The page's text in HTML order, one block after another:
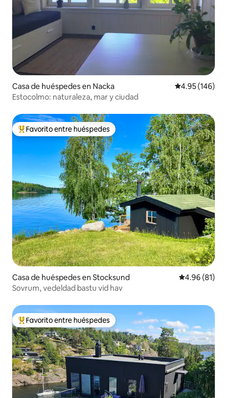
Casa de huéspedes en Nacka Calificación
4.95 (146)
Estocolmo: naturaleza, mar y ciudad
De los mejores en Favorito entre huéspedes
Favorito entre huéspedes
Casa de huéspedes en Stocksund Calificación
4.96 (81)
Sovrum, vedeldad bastu vid hav
De los mejores en Favorito entre huéspedes
Favorito entre huéspedes